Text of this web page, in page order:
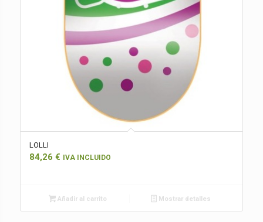
LOLLI
84,26 € IVA INCLUIDO
Añadir al carrito Mostrar detalles